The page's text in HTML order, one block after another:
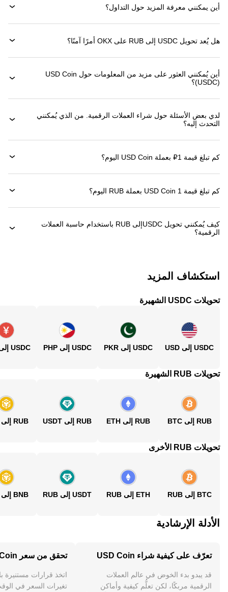
أين يمكنني معرفة المزيد حول التداول؟
هل يُعد تحويل USDC إلى RUB على OKX أمرًا آمنًا؟
أين يُمكنني العثور على مزيد من المعلومات حول ‏USD Coin
(‏USDC)؟
لدي بعض الأسئلة حول شراء العملات الرقمية. من الذي يُمكنني
التحدث إليه؟
كم تبلغ قيمة 1‏₽ بعملة ‏USD Coin اليوم؟
كم تبلغ قيمة 1 ‏USD Coin بعملة ‏RUB اليوم؟
كيف يُمكنني تحويل ‏USDCإلى ‏RUB باستخدام حاسبة العملات
الرقمية؟
استكشاف المزيد
تحويلات USDC الشهيرة
USDC إلى USD USDC إلى PKR USDC إلى PHP USDC إلى CNY
تحويلات RUB الشهيرة
RUB إلى BTC RUB إلى ETH RUB إلى USDT RUB إلى BNB
تحويلات RUB الأخرى
BTC إلى RUB ETH إلى RUB USDT إلى RUB BNB إلى RUB
الأدلة الإرشادية
تعرّف على كيفية شراء USD Coin
قد يبدو بدء الخوض في عالم العملات
الرقمية مربكًا، لكن تعلُّم كيفية وأماكن
تحقق من سعر USD Coin
اتخذ قرارات